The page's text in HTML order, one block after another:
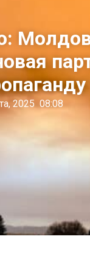
2025 08:08